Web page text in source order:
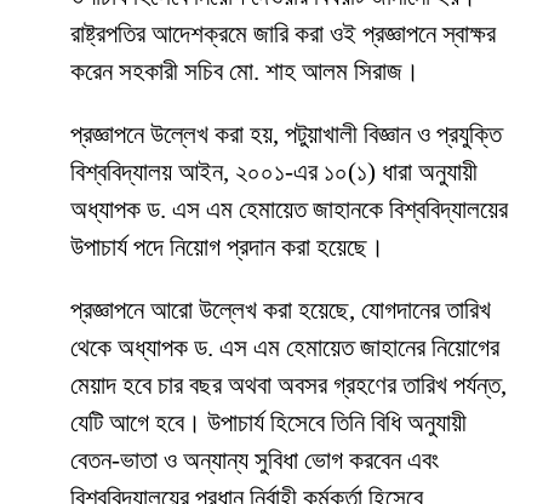
রাষ্ট্রপতির আদেশক্রমে জারি করা ওই প্রজ্ঞাপনে স্বাক্ষর
করেন সহকারী সচিব মো. শাহ আলম সিরাজ।
প্রজ্ঞাপনে উল্লেখ করা হয়, পটুয়াখালী বিজ্ঞান ও প্রযুক্তি
বিশ্ববিদ্যালয় আইন, ২০০১-এর ১০(১) ধারা অনুযায়ী
অধ্যাপক ড. এস এম হেমায়েত জাহানকে বিশ্ববিদ্যালয়ের
উপাচার্য পদে নিয়োগ প্রদান করা হয়েছে।
প্রজ্ঞাপনে আরো উল্লেখ করা হয়েছে, যোগদানের তারিখ
থেকে অধ্যাপক ড. এস এম হেমায়েত জাহানের নিয়োগের
মেয়াদ হবে চার বছর অথবা অবসর গ্রহণের তারিখ পর্যন্ত,
যেটি আগে হবে। উপাচার্য হিসেবে তিনি বিধি অনুযায়ী
বেতন-ভাতা ও অন্যান্য সুবিধা ভোগ করবেন এবং